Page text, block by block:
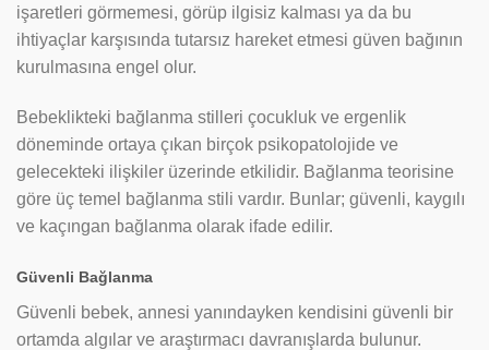
işaretleri görmemesi, görüp ilgisiz kalması ya da bu
ihtiyaçlar karşısında tutarsız hareket etmesi güven bağının
kurulmasına engel olur.
Bebeklikteki bağlanma stilleri çocukluk ve ergenlik
döneminde ortaya çıkan birçok psikopatolojide ve
gelecekteki ilişkiler üzerinde etkilidir. Bağlanma teorisine
göre üç temel bağlanma stili vardır. Bunlar; güvenli, kaygılı
ve kaçıngan bağlanma olarak ifade edilir.
Güvenli Bağlanma
Güvenli bebek, annesi yanındayken kendisini güvenli bir
ortamda algılar ve araştırmacı davranışlarda bulunur.